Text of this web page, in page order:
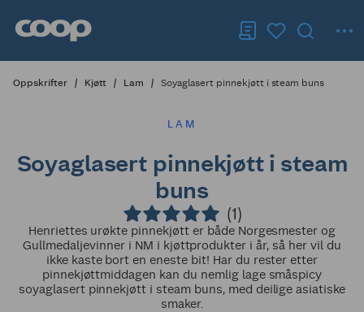
Oppskrifter Kjøtt Lam Soyaglasert pinnekjøtt i steam buns
LAM
Soyaglasert pinnekjøtt i steam
buns
(1)
Henriettes urøkte pinnekjøtt er både Norgesmester og
Gullmedaljevinner i NM i kjøttprodukter i år, så her vil du
ikke kaste bort en eneste bit! Har du rester etter
pinnekjøttmiddagen kan du nemlig lage småspicy
soyaglasert pinnekjøtt i steam buns, med deilige asiatiske
smaker.